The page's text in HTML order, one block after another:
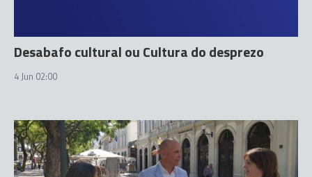
Desabafo cultural ou Cultura do desprezo
4 Jun 02:00